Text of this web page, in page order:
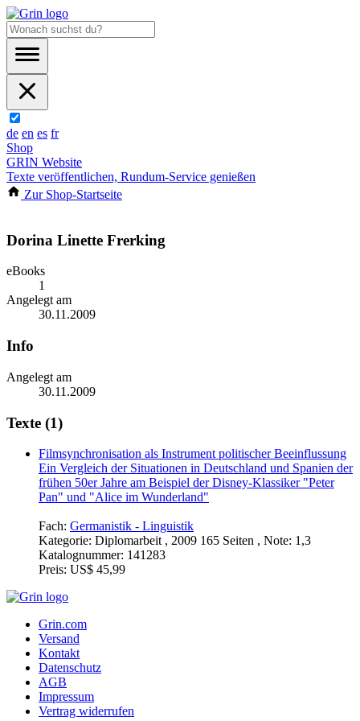
de en es fr
Shop
GRIN Website
Texte veröffentlichen, Rundum-Service genießen
Zur Shop-Startseite
Dorina Linette Frerking
eBooks
1
Angelegt am
30.11.2009
Info
Angelegt am
30.11.2009
Texte (1)
Filmsynchronisation als Instrument politischer Beeinflussung
Ein Vergleich der Situationen in Deutschland und Spanien der
frühen 50er Jahre am Beispiel der Disney-Klassiker "Peter
Pan" und "Alice im Wunderland"
Fach: Germanistik - Linguistik
Kategorie: Diplomarbeit , 2009 165 Seiten , Note: 1,3
Katalognummer: 141283
Preis: US$ 45,99
Grin.com
Versand
Kontakt
Datenschutz
AGB
Impressum
Vertrag widerrufen